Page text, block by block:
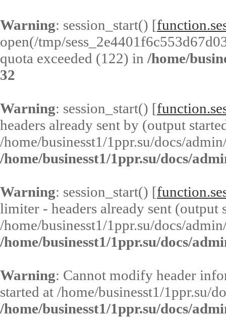
Warning: session_start() [
open(/tmp/
quota exceeded (122) in /home/
32
Warning: session_start() [
headers already sent by (output
/home/businesst1/1ppr.su/docs/
/home/businesst1/1ppr.su/docs/
Warning: session_start() [
limiter - headers already sent (output
/home/businesst1/1ppr.su/docs/
/home/businesst1/1ppr.su/docs/
Warning: Cannot modify header
started at /home/businesst1/1ppr.su/
/home/businesst1/1ppr.su/docs/